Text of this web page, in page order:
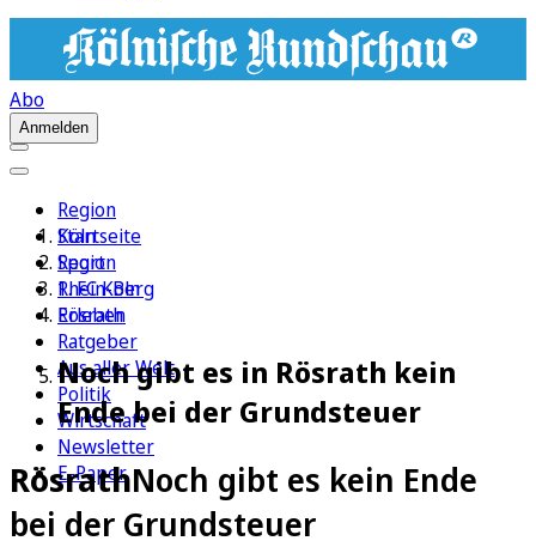
Abo
Anmelden
Region
Köln
Sport
1. FC Köln
Erleben
Ratgeber
Aus aller Welt
Politik
Wirtschaft
Newsletter
E-Paper
Startseite
Region
Rhein-Berg
Rösrath
Noch gibt es in Rösrath kein
Ende bei der Grundsteuer
RösrathNoch gibt es kein Ende
bei der Grundsteuer